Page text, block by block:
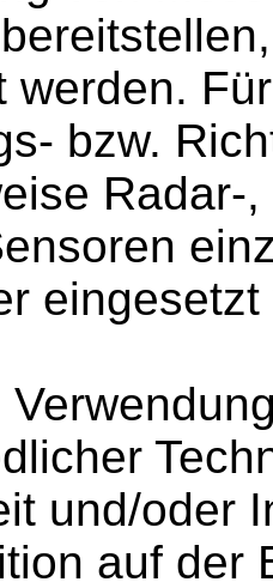
werden.
bzw.
Radar-
und/oder
auf der